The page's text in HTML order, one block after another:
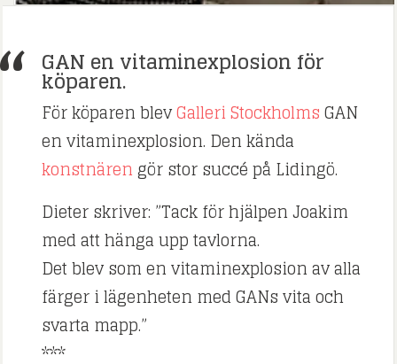
GAN en vitaminexplosion för
köparen.
För köparen blevGalleri StockholmsGAN
en vitaminexplosion. Den kända
konstnärengör stor succé på Lidingö.
Dieter skriver: ”Tack för hjälpen Joakim
med att hänga upp tavlorna.
Det blev som en vitaminexplosion av alla
färger i lägenheten med GANs vita och
svarta mapp.”
***